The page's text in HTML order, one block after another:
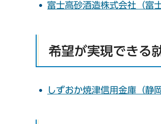
富士高砂酒造株式会社（富
希望が実現できる
しずおか焼津信用金庫（静